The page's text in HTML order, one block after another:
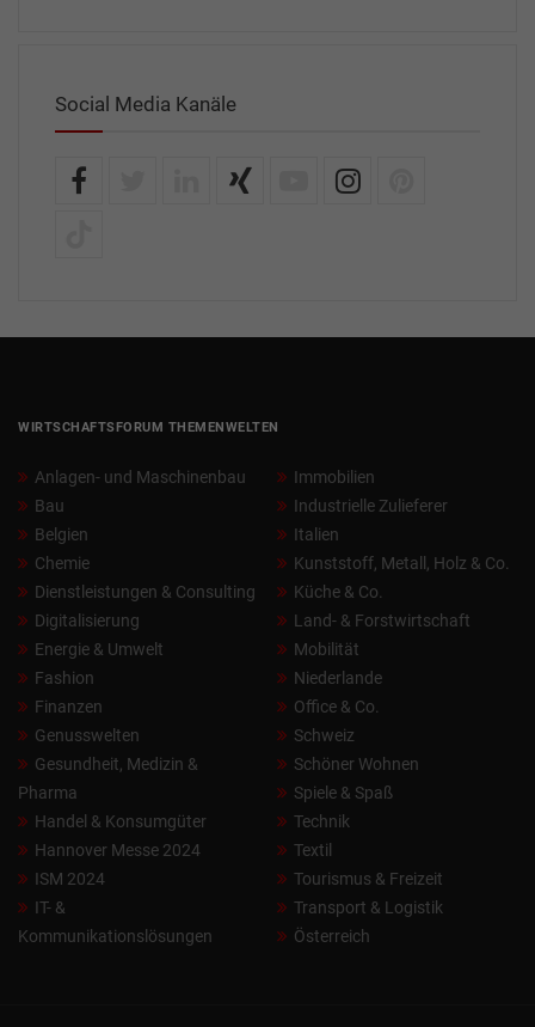
Social Media Kanäle
WIRTSCHAFTSFORUM THEMENWELTEN
Anlagen- und Maschinenbau
Bau
Belgien
Chemie
Dienstleistungen & Consulting
Digitalisierung
Energie & Umwelt
Fashion
Finanzen
Genusswelten
Gesundheit, Medizin &
Pharma
Handel & Konsumgüter
Hannover Messe 2024
ISM 2024
IT- &
Kommunikationslösungen
Immobilien
Industrielle Zulieferer
Italien
Kunststoff, Metall, Holz & Co.
Küche & Co.
Land- & Forstwirtschaft
Mobilität
Niederlande
Office & Co.
Schweiz
Schöner Wohnen
Spiele & Spaß
Technik
Textil
Tourismus & Freizeit
Transport & Logistik
Österreich